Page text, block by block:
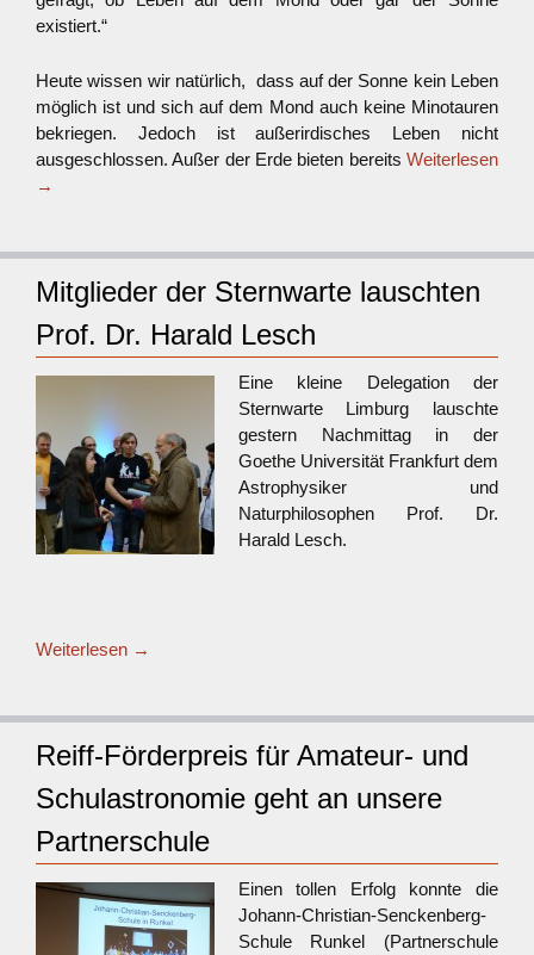
existiert.“
Heute wissen wir natürlich, dass auf der Sonne kein Leben
möglich ist und sich auf dem Mond auch keine Minotauren
bekriegen. Jedoch ist außerirdisches Leben nicht
ausgeschlossen. Außer der Erde bieten bereits Weiterlesen
→
Mitglieder der Sternwarte lauschten
Prof. Dr. Harald Lesch
Eine kleine Delegation der
Sternwarte Limburg lauschte
gestern Nachmittag in der
Goethe Universität Frankfurt dem
Astrophysiker und
Naturphilosophen Prof. Dr.
Harald Lesch.
Weiterlesen →
Reiff-Förderpreis für Amateur- und
Schulastronomie geht an unsere
Partnerschule
Einen tollen Erfolg konnte die
Johann-Christian-Senckenberg-
Schule Runkel (Partnerschule